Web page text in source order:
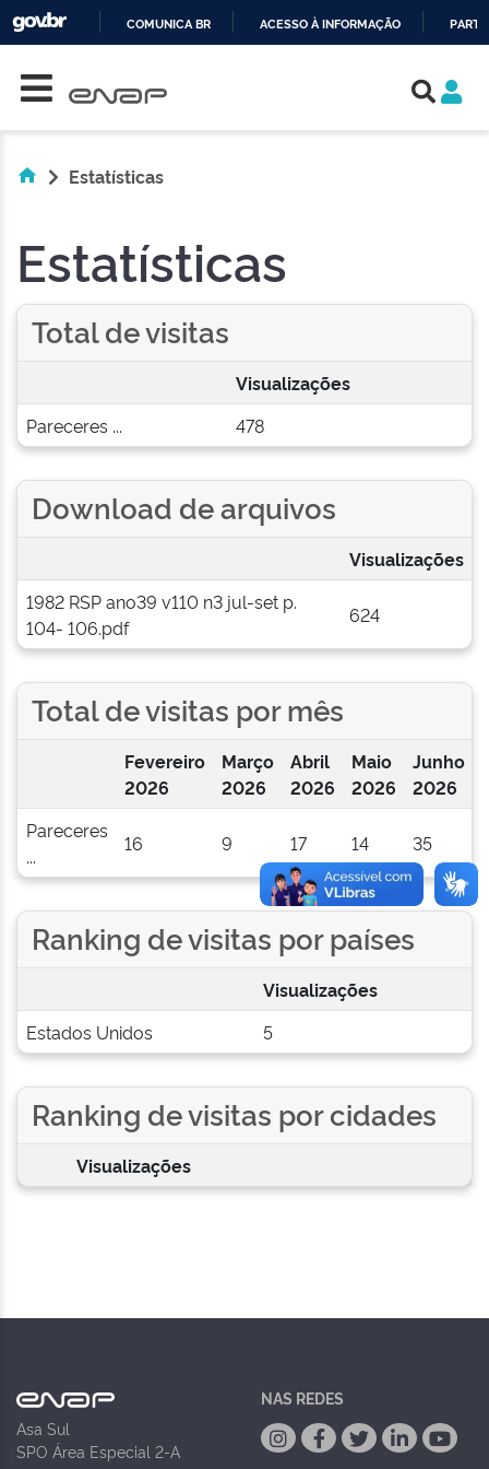
COMUNICA BR ACESSO À INFORMAÇÃO
Estatísticas
Estatísticas
Total de visitas
Visualizações
Pareceres ...
478
Download de arquivos
Visualizações
1982 RSP ano39 v110 n3 jul-set p.
104- 106.pdf
624
Total de visitas por mês
Fevereiro
2026
Março
2026
Abril
2026
Maio
2026
Junho
2026
Pareceres
...
16 9 17 14 35
Ranking de visitas por países
Visualizações
Estados Unidos
5
Ranking de visitas por cidades
Visualizações
Asa Sul
SPO Área Especial 2-A
NAS REDES